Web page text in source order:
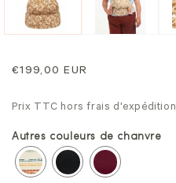
fenêtre
modale
Prix
€199,00 EUR
Prix TTC hors frais d'expédition
Autres couleurs de chanvre